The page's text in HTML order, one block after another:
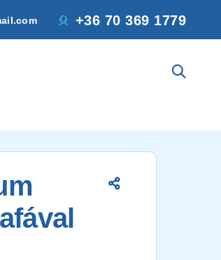
+36 70 369 1779